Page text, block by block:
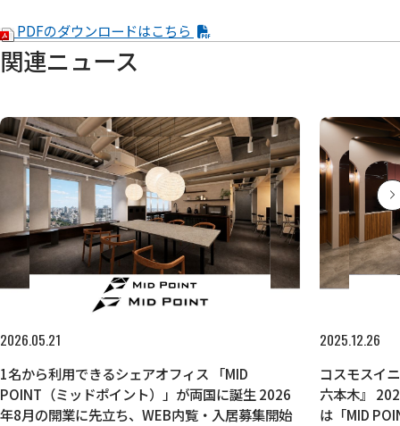
PDFのダウンロードはこちら
関連ニュース
2026.05.21
1名から利用できるシェアオフィス 「MID
POINT（ミッドポイント）」が両国に誕生 2026
年8月の開業に先立ち、WEB内覧・入居募集開始
2025.12.26
コスモスイ
六本木』 2025年12月19日オープン 2026年3月に
は「MID